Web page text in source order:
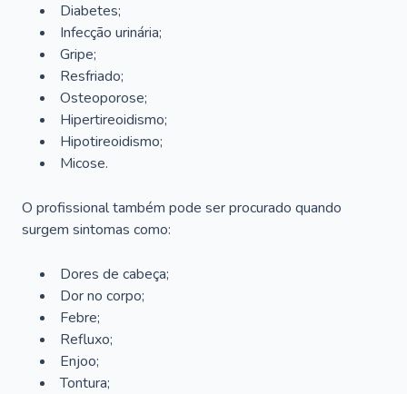
Diabetes;
Infecção urinária;
Gripe;
Resfriado;
Osteoporose;
Hipertireoidismo;
Hipotireoidismo;
Micose.
O profissional também pode ser procurado quando
surgem sintomas como:
Dores de cabeça;
Dor no corpo;
Febre;
Refluxo;
Enjoo;
Tontura;